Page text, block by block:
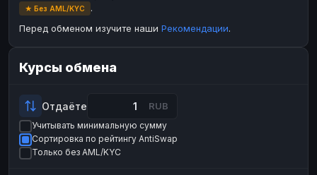
Perfect Money
Payoneer USD
ЮMoney RUB
Payoneer
ЮMoney
БАЛАНСЫ КРИПТОБИРЖ
Binance
★ Без AML/KYC
.
Перед обменом изучите наши Рекомендации.
Курсы обмена
Отдаёте RUB
Учитывать минимальную сумму
Сортировка по рейтингу AntiSwap
Только без AML/KYC